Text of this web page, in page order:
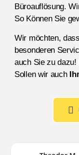
Büroauflösung.
So Können Sie
Wir möchten,
besonderen
auch Sie zu
Sollen wir auch